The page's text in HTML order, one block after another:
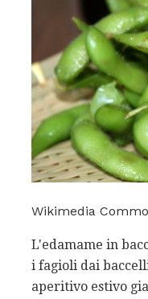
Wikimedia
L'edamame in
i fagioli dai
aperitivo estivo